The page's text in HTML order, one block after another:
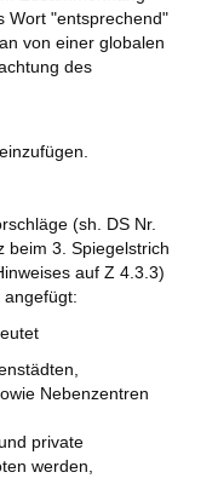
Wort "entsprechend"
von einer globalen
des
(sh. DS Nr.
beim 3. Spiegelstrich
auf Z 4.3.3)
angefügt:
Nebenzentren
private
werden,